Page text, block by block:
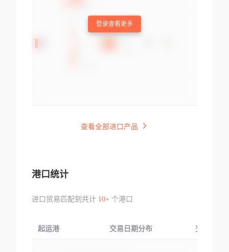
登录查看更多
查看全部进口产品
港口统计
进口贸易匹配到共计 10+个港口
起运港 交易日期分布 交易产品